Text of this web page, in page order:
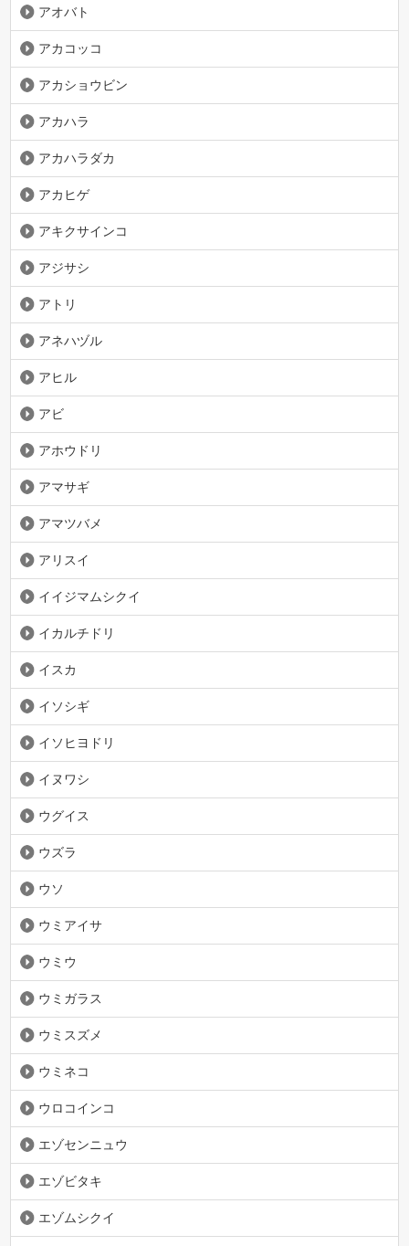
アオバト
アカコッコ
アカショウビン
アカハラ
アカハラダカ
アカヒゲ
アキクサインコ
アジサシ
アトリ
アネハヅル
アヒル
アビ
アホウドリ
アマサギ
アマツバメ
アリスイ
イイジマムシクイ
イカルチドリ
イスカ
イソシギ
イソヒヨドリ
イヌワシ
ウグイス
ウズラ
ウソ
ウミアイサ
ウミウ
ウミガラス
ウミスズメ
ウミネコ
ウロコインコ
エゾセンニュウ
エゾビタキ
エゾムシクイ